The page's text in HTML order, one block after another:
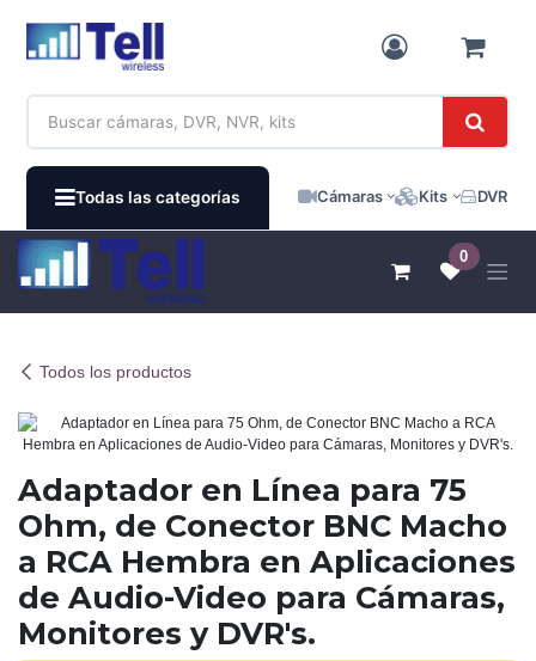
Todas las categorías Cámaras Kits DVR /
0
Todos los productos
Adaptador en Línea para 75
Ohm, de Conector BNC Macho
a RCA Hembra en Aplicaciones
de Audio-Video para Cámaras,
Monitores y DVR's.